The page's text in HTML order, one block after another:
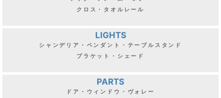
クロス・タオルレール
LIGHTS
シャンデリア・ペンダント・テーブルスタンド
ブラケット・シェード
PARTS
ドア・ウィンドウ・ヴォレー